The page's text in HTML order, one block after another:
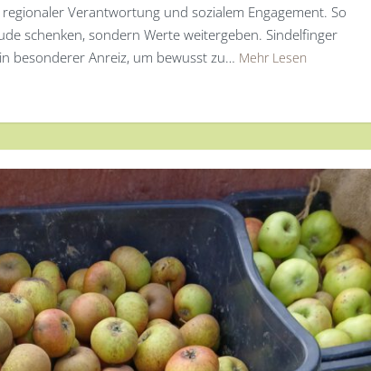
Verantwortung und sozialem Engagement. So
schenken, sondern Werte weitergeben. Sindelfinger
besonderer Anreiz, um bewusst zu… Mehr Lesen